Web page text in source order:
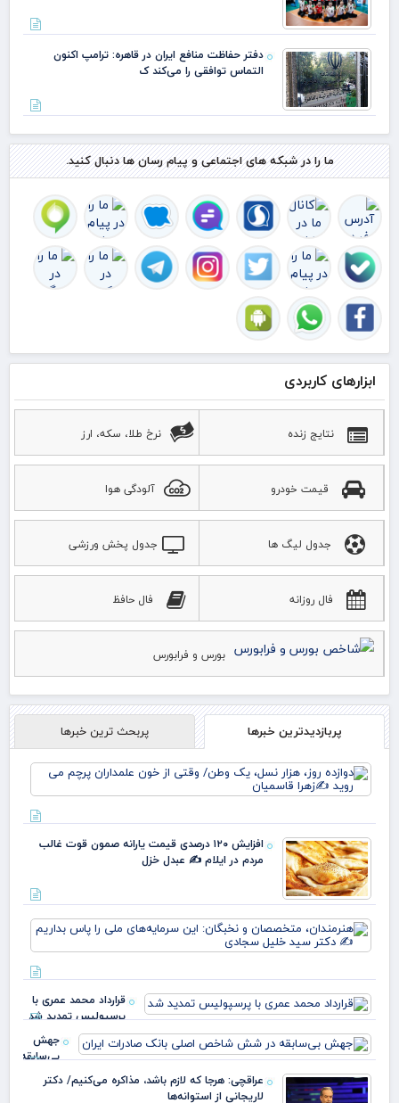
دفتر حفاظت منافع ایران در قاهره: ترامپ اکنون
التماس توافقی را می‌کند ک
ما را در شبکه های اجتماعی و پیام رسان ها دنبال کنید.
ابزارهای کاربردی
نتایج زنده نرخ طلا، سکه، ارز
قیمت خودرو آلودگی هوا
جدول لیگ ها جدول پخش ورزشی
فال روزانه فال حافظ
بورس و فرابورس
پربازدیدترین خبرها پربحث ترین خبرها
افزایش ۱۲۰ درصدی قیمت یارانه صمون قوت غالب
مردم در ایلام ✍️ عبدل خزل
قرارداد محمد عمری با
پرسپولیس تمدید شد
جهش
بی‌سابقه
در شش
شاخص
عراقچی: هرجا که لازم باشد، مذاکره می‌کنیم/ دکتر
لاریجانی از استوانه‌ها